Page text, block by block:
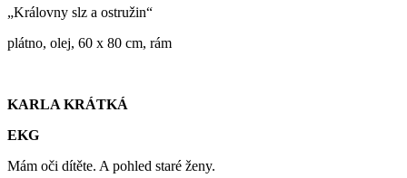
„Královny slz a ostružin“
plátno, olej, 60 x 80 cm, rám
KARLA KRÁTKÁ
EKG
Mám oči dítěte. A pohled staré ženy.